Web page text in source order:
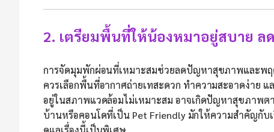
2. เตรียมพื้นที่ให้น้องหมาอยู่สบาย ล
การจัดมุมพักผ่อนที่เหมาะสมช่วยลดปัญหาสุขภาพและพฤ
ควรเลือกพื้นที่อากาศถ่ายเทสะดวก ทำความสะอาดง่าย
อยู่ในสภาพแวดล้อมไม่เหมาะสม อาจเกิดปัญหาสุขภาพต
บ้านหรือคอนโดที่เป็น Pet Friendly มักให้ความสำคัญกับ